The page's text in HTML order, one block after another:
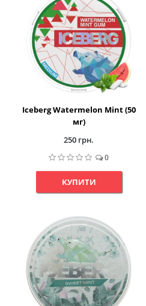
Iceberg Watermelon Mint (50
мг)
250 грн.
0
КУПИТИ